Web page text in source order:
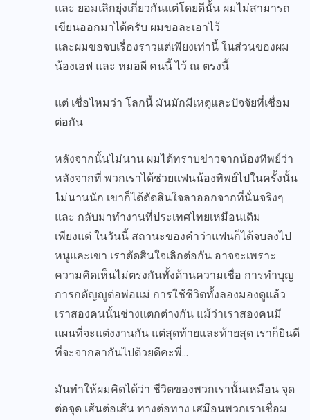
และ ยอมเลิกยุ่งเกี่ยวกันแต่โดยดีนั้น ผมไม่สามารถ
เขียนออกมาได้ครับ ผมขอละเอาไว้
และผมขอจบเรื่องราวแต่เพียงเท่านี้ ในส่วนของผม
น้องเอฟ และ หมอผี คนนี้ ไว้ ณ ตรงนี้
แต่ เชื่อไหมว่า โลกนี้ มันมักมีเหตุและปัจจัยที่เชื่อม
ต่อกัน
หลังจากนั้นไม่นาน ผมได้ทราบข่าวจากน้องทิพย์ว่า
หลังจากที่ พวกเราได้ช่วยแฟนน้องทิพย์ไปในครั้งนั้น
ไม่นานนัก เขาก็ได้ตัดสินใจลาออกจากที่นั่นจริงๆ
และ กลับมาทำงานที่ประเทศไทยเหมือนเดิม
เพียงแต่ ในวันนี้ สถานะของคำว่าแฟนก็ได้จบลงไป
หนูและเขา เราตัดสินใจเลิกต่อกัน อาจจะเพราะ
ความคิดเห็นไม่ตรงกันทั้งด้านความเชื่อ การทำบุญ
การกตัญญูต่อพ่อแม่ การใช้ชีวิตทั้งลองมองดูแล้ว
เราสองคนนั้นช่างแตกต่างกัน แม้ว่าเราสองคนมี
แผนที่จะแต่งงานกัน แต่สุดท้ายและท้ายสุด เราก็ยินดี
ที่จะจากลากันไปด้วยดีคะพี่…
มันทำให้ผมคิดได้ว่า ชีวิตของพวกเรานั้นเหมือน จุด
ต่อจุด เส้นต่อเส้น ทางต่อทาง เสมือนพวกเราเชื่อม